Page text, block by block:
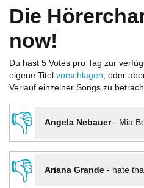
Die
now!
Du hast 5 Votes pro Tag zur
eigene Titel vorschlagen, oder
Verlauf einzelner Songs zu
👎 Angela Nebauer- Mia
👎
Ariana Grande- hate